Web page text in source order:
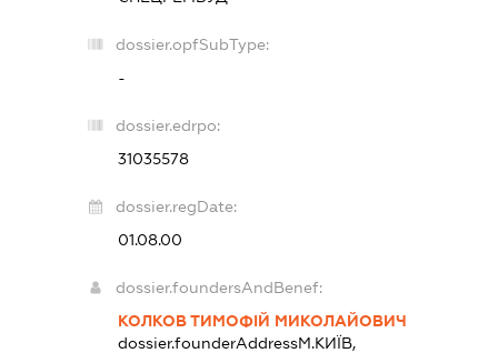
dossier.opfSubType:
-
dossier.edrpo:
31035578
dossier.regDate:
01.08.00
dossier.foundersAndBenef:
КОЛКОВ ТИМОФІЙ МИКОЛАЙОВИЧ
dossier.founderAddressМ.КИЇВ,